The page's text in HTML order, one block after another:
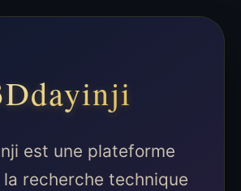
est une plateforme
la recherche technique